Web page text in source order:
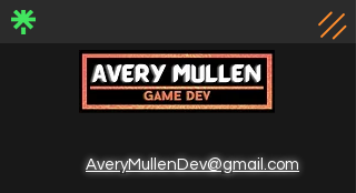
AveryMullenDev@gmail.com